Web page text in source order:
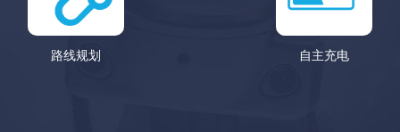
路线规划 自主充电